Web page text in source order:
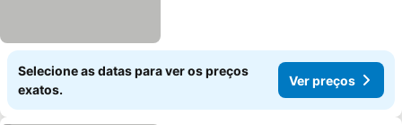
Selecione as datas para ver os preços
exatos.
Ver preços